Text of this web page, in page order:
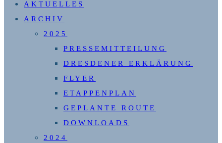
UMSCHALTEN
AKTUELLES
ARCHIV
2025
PRESSEMITTEILUNG
DRESDENER ERKLÄRUNG
FLYER
ETAPPENPLAN
GEPLANTE ROUTE
DOWNLOADS
2024